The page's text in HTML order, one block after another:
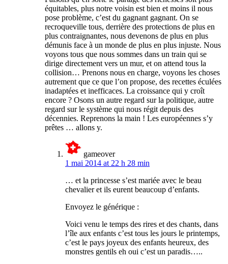
équitables, plus notre voisin est bien et moins il nous
pose problème, c’est du gagnant gagnant. On se
recroqueville tous, derrière des protections de plus en
plus contraignantes, nous devenons de plus en plus
démunis face à un monde de plus en plus injuste. Nous
voyons tous que nous sommes dans un train qui se
dirige directement vers un mur, et on attend tous la
collision… Prenons nous en charge, voyons les choses
autrement que ce que l’on propose, des recettes éculées
inadaptées et inefficaces. La croissance qui y croît
encore ? Osons un autre regard sur la politique, autre
regard sur le système qui nous régit depuis des
décennies. Reprenons la main ! Les européennes s’y
prêtes … allons y.
gameover
1 mai 2014 at 22 h 28 min
… et la princesse s’est mariée avec le beau
chevalier et ils eurent beaucoup d’enfants.
Envoyez le générique :
Voici venu le temps des rires et des chants, dans
l’île aux enfants c’est tous les jours le printemps,
c’est le pays joyeux des enfants heureux, des
monstres gentils eh oui c’est un paradis…..